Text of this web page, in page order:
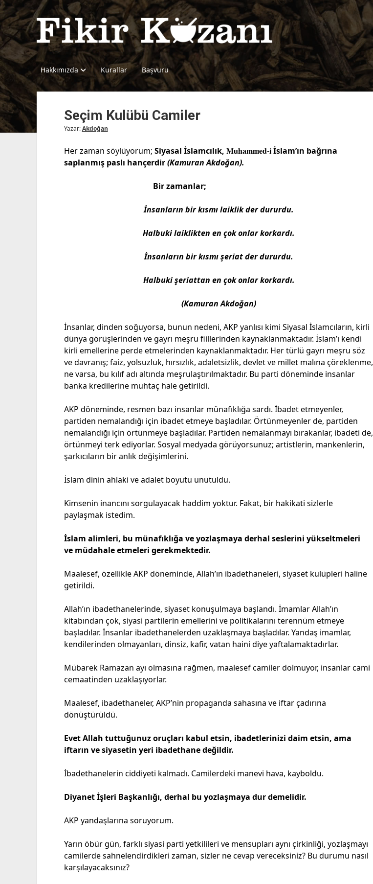
Fikir
Kazanı
Hakkımızda Kurallar Başvuru
Seçim Kulübü Camiler
Yazar:Akdoğan
Her zaman söylüyorum; Siyasal İslamcılık, Muhammed-iİslam’ın bağrına
saplanmış paslı hançerdir(Kamuran Akdoğan).
Bir zamanlar;
İnsanların bir kısmı laiklik der dururdu.
Halbuki laiklikten en çok onlar korkardı.
İnsanların bir kısmı şeriat der dururdu.
Halbuki şeriattan en çok onlar korkardı.
(Kamuran Akdoğan)
İnsanlar, dinden soğuyorsa, bunun nedeni, AKP yanlısı kimi Siyasal İslamcıların, kirli
dünya görüşlerinden ve gayrı meşru fiillerinden kaynaklanmaktadır. İslam’ı kendi
kirli emellerine perde etmelerinden kaynaklanmaktadır. Her türlü gayrı meşru söz
ve davranış; faiz, yolsuzluk, hırsızlık, adaletsizlik, devlet ve millet malına çöreklenme,
ne varsa, bu kılıf adı altında meşrulaştırılmaktadır. Bu parti döneminde insanlar
banka kredilerine muhtaç hale getirildi.
AKP döneminde, resmen bazı insanlar münafıklığa sardı. İbadet etmeyenler,
partiden nemalandığı için ibadet etmeye başladılar. Örtünmeyenler de, partiden
nemalandığı için örtünmeye başladılar. Partiden nemalanmayı bırakanlar, ibadeti de,
örtünmeyi terk ediyorlar. Sosyal medyada görüyorsunuz; artistlerin, mankenlerin,
şarkıcıların bir anlık değişimlerini.
İslam dinin ahlaki ve adalet boyutu unutuldu.
Kimsenin inancını sorgulayacak haddim yoktur. Fakat, bir hakikati sizlerle
paylaşmak istedim.
İslam alimleri, bu münafıklığa ve yozlaşmaya derhal seslerini yükseltmeleri
ve müdahale etmeleri gerekmektedir.
Maalesef, özellikle AKP döneminde, Allah’ın ibadethaneleri, siyaset kulüpleri haline
getirildi.
Allah’ın ibadethanelerinde, siyaset konuşulmaya başlandı. İmamlar Allah’ın
kitabından çok, siyasi partilerin emellerini ve politikalarını terennüm etmeye
başladılar. İnsanlar ibadethanelerden uzaklaşmaya başladılar. Yandaş imamlar,
kendilerinden olmayanları, dinsiz, kafir, vatan haini diye yaftalamaktadırlar.
Mübarek Ramazan ayı olmasına rağmen, maalesef camiler dolmuyor, insanlar cami
cemaatinden uzaklaşıyorlar.
Maalesef, ibadethaneler, AKP’nin propaganda sahasına ve iftar çadırına
dönüştürüldü.
Evet Allah tuttuğunuz oruçları kabul etsin, ibadetlerinizi daim etsin, ama
iftarın ve siyasetin yeri ibadethane değildir.
İbadethanelerin ciddiyeti kalmadı. Camilerdeki manevi hava, kayboldu.
Diyanet İşleri Başkanlığı, derhal bu yozlaşmaya dur demelidir.
AKP yandaşlarına soruyorum.
Yarın öbür gün, farklı siyasi parti yetkilileri ve mensupları aynı çirkinliği, yozlaşmayı
camilerde sahnelendirdikleri zaman, sizler ne cevap vereceksiniz? Bu durumu nasıl
karşılayacaksınız?